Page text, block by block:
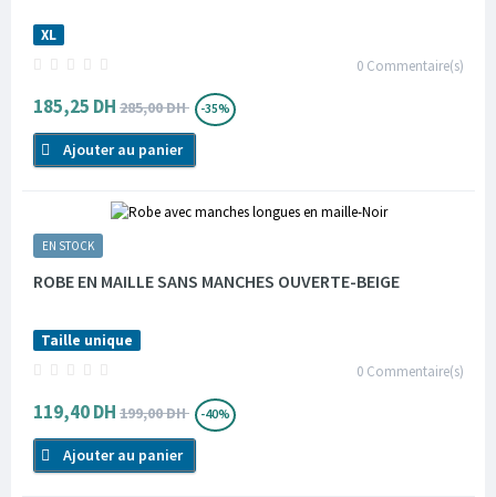
XL
0 Commentaire(s)
185,25 DH 285,00 DH -35%
Ajouter au panier
EN STOCK
ROBE EN MAILLE SANS MANCHES OUVERTE-BEIGE
Taille unique
0 Commentaire(s)
119,40 DH 199,00 DH -40%
Ajouter au panier